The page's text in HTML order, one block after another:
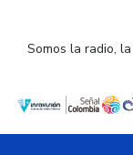
Somos la radio,